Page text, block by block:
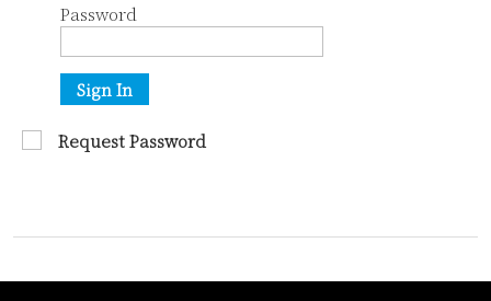
Password
Sign In
Request Password